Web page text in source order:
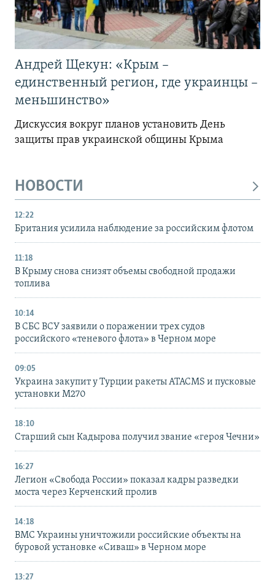
Андрей Щекун: «Крым –
единственный регион, где украинцы –
меньшинство»
Дискуссия вокруг планов установить День
защиты прав украинской общины Крыма
НОВОСТИ
12:22
Британия усилила наблюдение за российским флотом
11:18
В Крыму снова снизят объемы свободной продажи
топлива
10:14
В СБС ВСУ заявили о поражении трех судов
российского «теневого флота» в Черном море
09:05
Украина закупит у Турции ракеты ATACMS и пусковые
установки M270
18:10
Старший сын Кадырова получил звание «героя Чечни»
16:27
Легион «Свобода России» показал кадры разведки
моста через Керченский пролив
14:18
ВМС Украины уничтожили российские объекты на
буровой установке «Сиваш» в Черном море
13:27